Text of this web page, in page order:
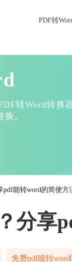
PDF转
转Word转换
。
pdf能转word的简便方
分享
免费pdf能转word